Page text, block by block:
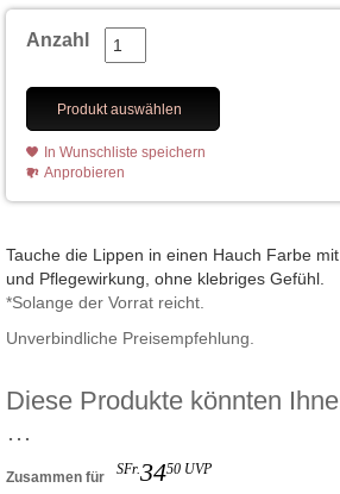
Anzahl
Produkt auswählen
In Wunschliste speichern
Anprobieren
Tauche die Lippen in einen Hauch Farbe
und Pflegewirkung, ohne klebriges Gefühl.
*Solange der Vorrat reicht.
Unverbindliche Preisempfehlung.
Diese Produkte könnten
…
Zusammen für SFr.3450 UVP